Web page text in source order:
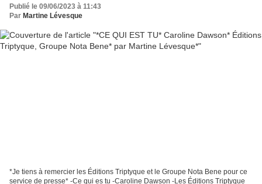
Publié le 09/06/2023 à 11:43
Par Martine Lévesque
*Je tiens à remercier les Éditions Triptyque et le Groupe Nota Bene pour ce
service de presse* -Ce qui es tu -Caroline Dawson -Les Éditions Triptyque